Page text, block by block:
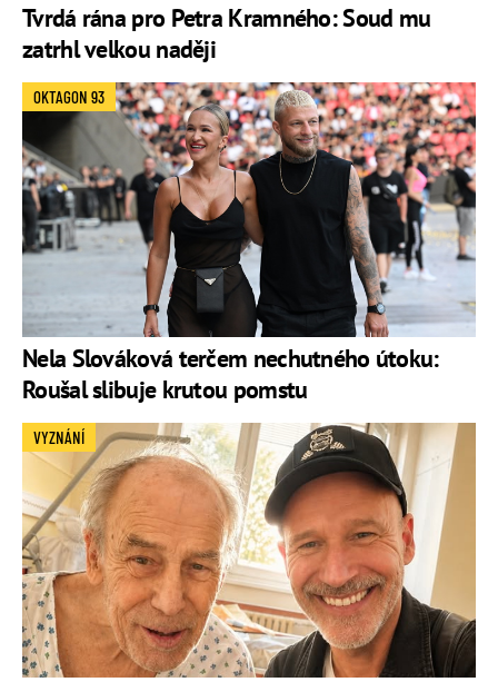
Tvrdá rána pro Petra Kramného: Soud mu
zatrhl velkou naději
Nela Slováková terčem nechutného útoku:
Roušal slibuje krutou pomstu
OKTAGON 93
VYZNÁNÍ